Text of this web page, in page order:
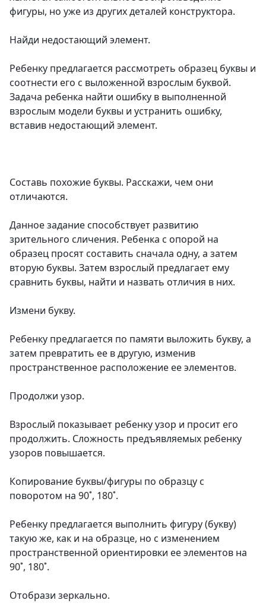
фигуры, но уже из других деталей конструктора.
Найди недостающий элемент.
Ребенку предлагается рассмотреть образец буквы и
соотнести его с выложенной взрослым буквой.
Задача ребенка найти ошибку в выполненной
взрослым модели буквы и устранить ошибку,
вставив недостающий элемент.
Составь похожие буквы. Расскажи, чем они
отличаются.
Данное задание способствует развитию
зрительного сличения. Ребенка с опорой на
образец просят составить сначала одну, а затем
вторую буквы. Затем взрослый предлагает ему
сравнить буквы, найти и назвать отличия в них.
Измени букву.
Ребенку предлагается по памяти выложить букву, а
затем превратить ее в другую, изменив
пространственное расположение ее элементов.
Продолжи узор.
Взрослый показывает ребенку узор и просит его
продолжить. Сложность предъявляемых ребенку
узоров повышается.
Копирование буквы/фигуры по образцу с
поворотом на 90˚, 180˚.
Ребенку предлагается выполнить фигуру (букву)
такую же, как и на образце, но с изменением
пространственной ориентировки ее элементов на
90˚, 180˚.
Отобрази зеркально.